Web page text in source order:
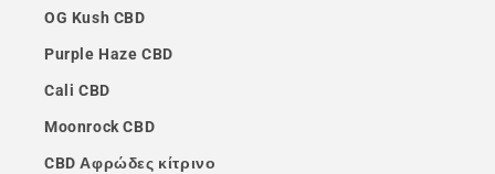
OG Kush CBD
Purple Haze CBD
Cali CBD
Moonrock CBD
CBD Αφρώδες κίτρινο